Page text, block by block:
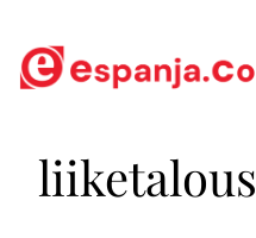
liiketalous